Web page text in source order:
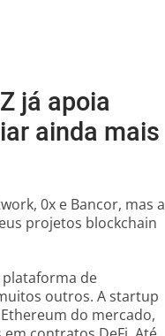
já apoia
ainda mais
0x e Bancor, mas a
projetos blockchain
de
outros. A startup
Ethereum do mercado,